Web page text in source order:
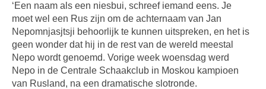
‘Een naam als een niesbui, schreef iemand eens. Je
moet wel een Rus zijn om de achternaam van Jan
Nepomnjasjtsji behoorlijk te kunnen uitspreken, en het is
geen wonder dat hij in de rest van de wereld meestal
Nepo wordt genoemd. Vorige week woensdag werd
Nepo in de Centrale Schaakclub in Moskou kampioen
van Rusland, na een dramatische slotronde.